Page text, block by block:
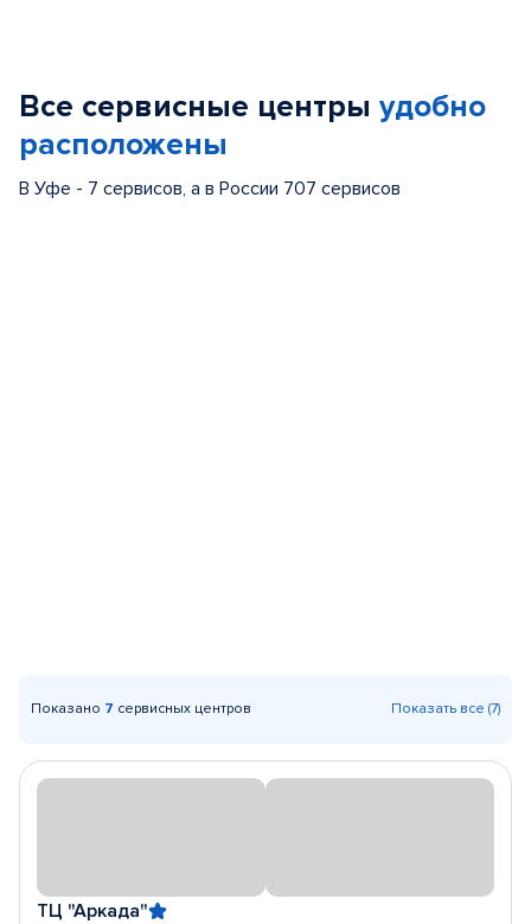
Все сервисные центры удобно
расположены
В Уфе - 7 сервисов, а в России 707 сервисов
Показано 7 сервисных центров Показать все (7)
ТЦ "Аркада"